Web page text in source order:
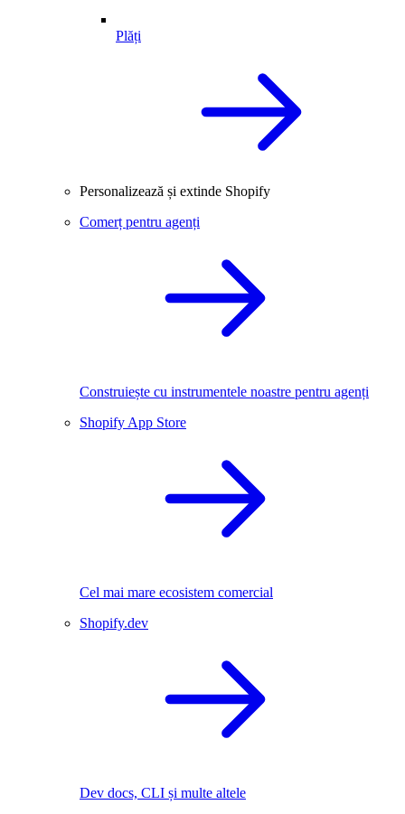
Plăți
Personalizează și extinde Shopify
Comerț pentru agenți
Construiește cu instrumentele noastre pentru agenți
Shopify App Store
Cel mai mare ecosistem comercial
Shopify.dev
Dev docs, CLI și multe altele